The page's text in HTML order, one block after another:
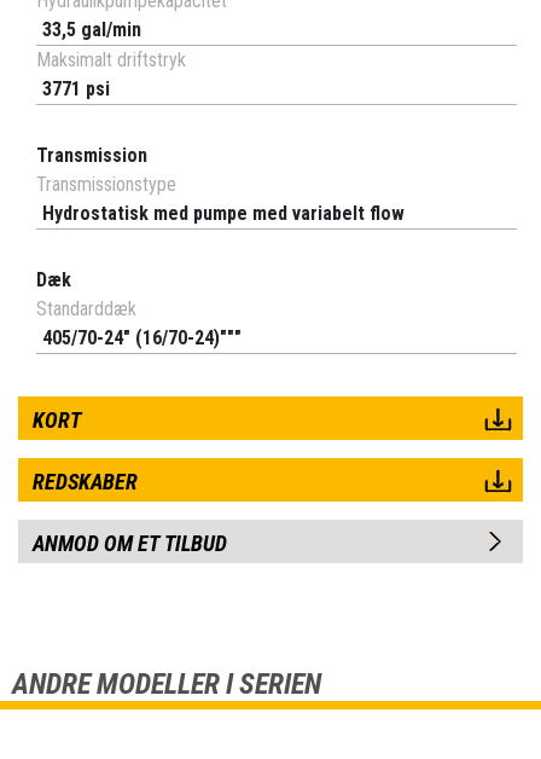
33,5 gal/min
Maksimalt driftstryk
3771 psi
Transmission
Transmissionstype
Hydrostatisk med pumpe med variabelt flow
Dæk
Standarddæk
405/70-24" (16/70-24)"""
KORT
REDSKABER
ANMOD OM ET TILBUD
ANDRE MODELLER I SERIEN